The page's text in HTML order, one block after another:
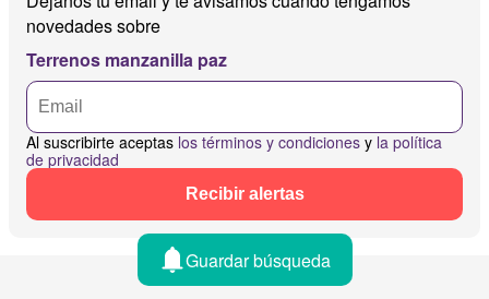
novedades sobre
Terrenos manzanilla paz
Al suscribirte aceptas los términos y condiciones y la política
de privacidad
Recibir alertas
Guardar búsqueda